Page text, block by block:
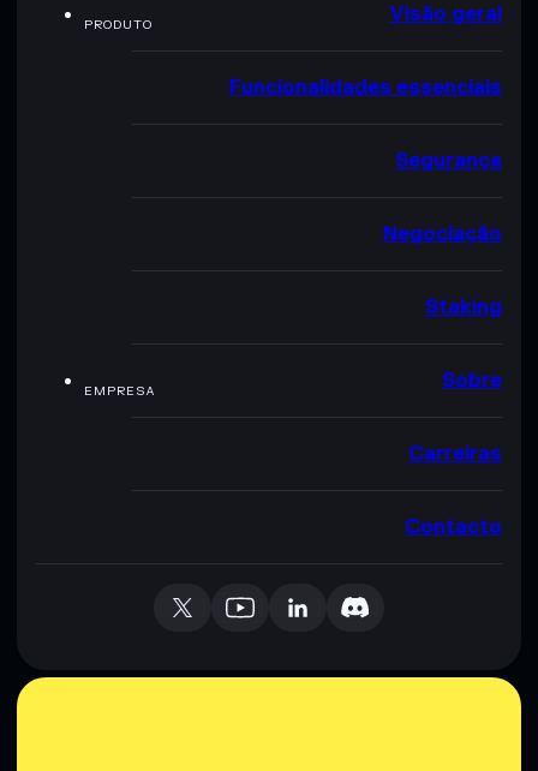
PRODUTO Visão geral
Funcionalidades essenciais
Segurança
Negociação
Staking
EMPRESA Sobre
Carreiras
Contacto